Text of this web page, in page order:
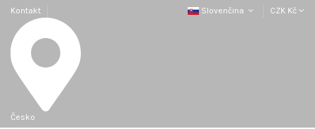
Kontakt
Česko
Slovenčina CZK Kč